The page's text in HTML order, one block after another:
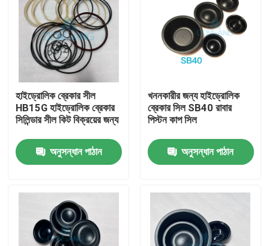
পণ্য
হাইড্রোলিক ব্রেকার সীল
HB15G হাইড্রোলিক ব্রেকার
সিলিন্ডার সীল কিট বিক্রয়ের জন্য
অনুসন্ধান পাঠান
খননকারীর জন্য হাইড্রোলিক
ব্রেকার সিল SB40 রাবার
পিস্টন কাপ সিল
অনুসন্ধান পাঠান